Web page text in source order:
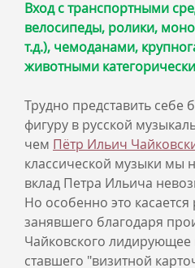
Вход с транспортными
велосипеды, ролики,
т.д.), чемоданами,
животными
Трудно представить себе
фигуру в русской
чем Пётр Ильич
классической музыки мы
вклад Петра Ильича
Но особенно это касается
занявшего благодаря
Чайковского
ставшего "визитной